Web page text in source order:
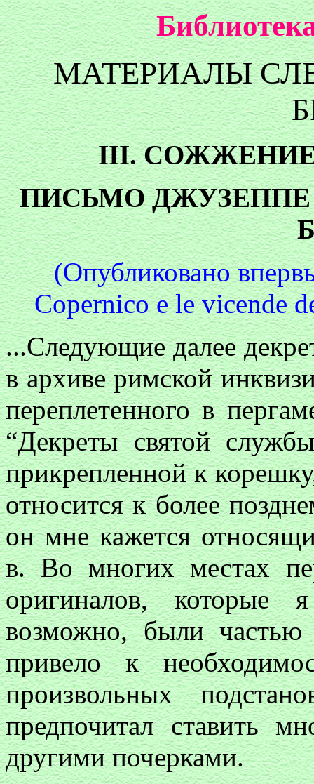
МАТЕРИАЛЫ
III.
ПИСЬМО
(Опубликовано
Copernico e le vicende
...Следующие далее
в архиве римской
переплетенного в
“Декреты святой
прикрепленной к
относится к более
он мне кажется
в. Во многих местах
оригиналов,
возможно, были
привело к
произвольных
предпочитал ставить
другими почерками.